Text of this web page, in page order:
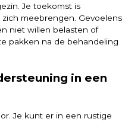
Je toekomst is
meebrengen. Gevoelens
niet willen belasten of
pakken na de behandeling
in een
Je kunt er in een rustige